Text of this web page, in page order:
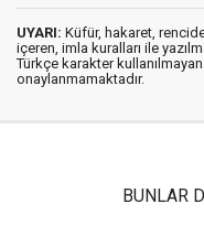
UYARI: Küfür, hakaret,
içeren, imla kuralları ile
Türkçe karakter
onaylanmamaktadır.
BUNLAR